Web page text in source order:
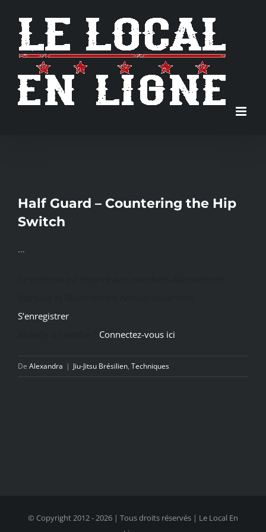
content
Half Guard – Countering the Hip
Switch
…
S’enregistrer
Connectez-vous ici
De Alexandra | Jiu-Jitsu Brésilien, Techniques
© Copyright 2012 -2026 | Tous droits réservés | Le Local En